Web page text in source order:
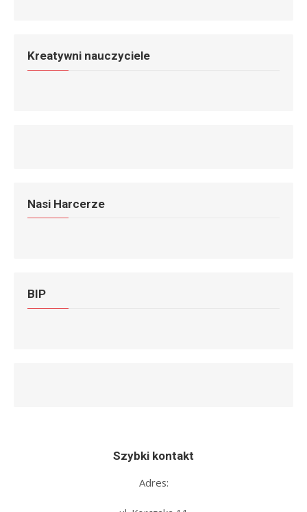
Kreatywni nauczyciele
Nasi Harcerze
BIP
Szybki kontakt
Adres: